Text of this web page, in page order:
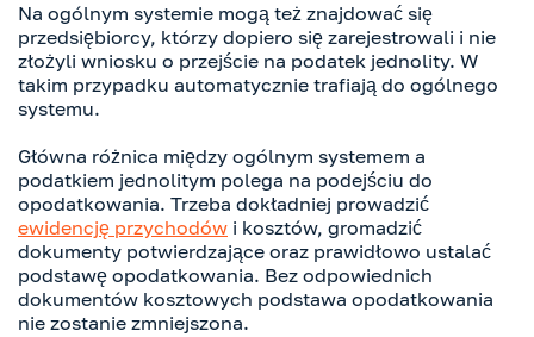
Na ogólnym systemie mogą też znajdować się
przedsiębiorcy, którzy dopiero się zarejestrowali i nie
złożyli wniosku o przejście na podatek jednolity. W
takim przypadku automatycznie trafiają do ogólnego
systemu.
Główna różnica między ogólnym systemem a
podatkiem jednolitym polega na podejściu do
opodatkowania. Trzeba dokładniej prowadzić
ewidencję przychodów i kosztów, gromadzić
dokumenty potwierdzające oraz prawidłowo ustalać
podstawę opodatkowania. Bez odpowiednich
dokumentów kosztowych podstawa opodatkowania
nie zostanie zmniejszona.